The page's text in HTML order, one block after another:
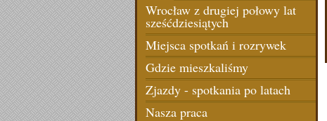
Wrocław z drugiej połowy lat
sześćdziesiątych
Miejsca spotkań i rozrywek
Gdzie mieszkaliśmy
Zjazdy - spotkania po latach
Nasza praca